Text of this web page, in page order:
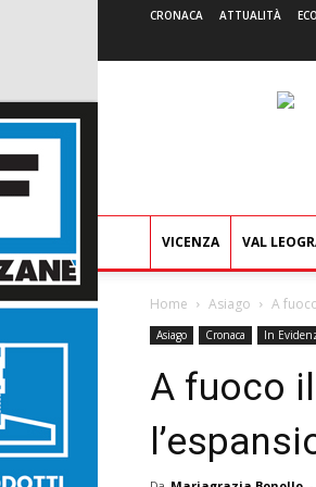
CRONACA ATTUALITÀ
VICENZA VAL
Home Asiago A
Asiago Cronaca In
A fuoco